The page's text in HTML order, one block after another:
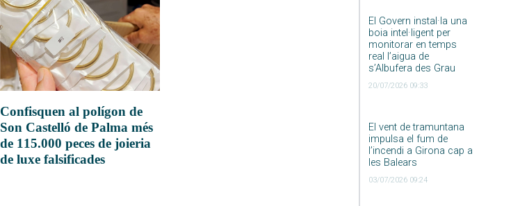
El Govern instal·la una
boia intel·ligent per
monitorar en temps
real l’aigua de
s’Albufera des Grau
20/07/2026 09:33
El vent de tramuntana
impulsa el fum de
l’incendi a Girona cap a
les Balears
03/07/2026 09:24
Confisquen al polígon de
Son Castelló de Palma més
de 115.000 peces de joieria
de luxe falsificades